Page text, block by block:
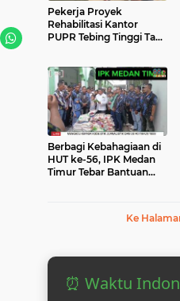
Pekerja Proyek
Rehabilitasi Kantor
PUPR Tebing Tinggi Tak
Berbagi Kebahagiaan di
HUT ke-56, IPK Medan
Timur Tebar Bantuan
Ke
⏰ Waktu